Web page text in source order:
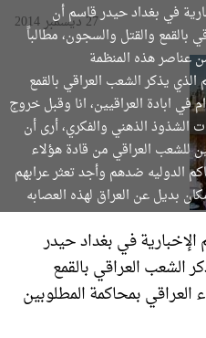
27 ديسمبر 2014
في بغداد حيدر قاسم أن
والقتل والسجون، مطالباً
عناصر هذه المنظمة
يذكر الشعب العراقي بالقمع
ابادة العراقيين، انا وقبل خروج
الشذوذ الذهني والفكري، أرى أن
للشعب العراقي من قادة هؤلاء
الدوليه ضدهم وأجد تعثر عرابهم
بديل عن العراق لهذه العصابه
الإخبارية في بغداد حيدر
العراقي بالقمع
العراقي بمحاكمة المطلوبين